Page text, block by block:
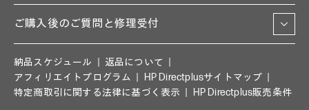
ご購入後のご質問と修理受付
納品スケジュール
返品について
アフィリエイトプログラム
HP Directplusサイトマップ
特定商取引に関する法律に基づく表示
HP Directplus販売条件